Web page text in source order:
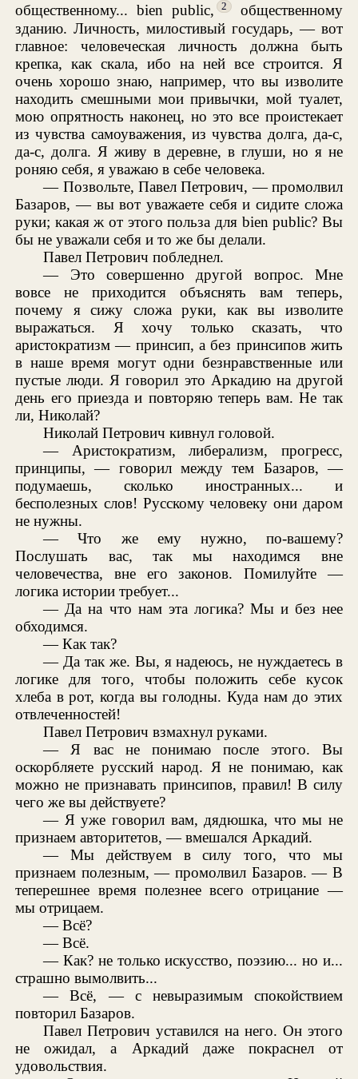
общественному... bien public,
2
общественному
зданию. Личность, милостивый государь, — вот
главное: человеческая личность должна быть
крепка, как скала, ибо на ней все строится. Я
очень хорошо знаю, например, что вы изволите
находить смешными мои привычки, мой туалет,
мою опрятность наконец, но это все проистекает
из чувства самоуважения, из чувства долга, да-с,
да-с, долга. Я живу в деревне, в глуши, но я не
роняю себя, я уважаю в себе человека.
— Позвольте, Павел Петрович, — промолвил
Базаров, — вы вот уважаете себя и сидите сложа
руки; какая ж от этого польза для bien public? Вы
бы не уважали себя и то же бы делали.
Павел Петрович побледнел.
— Это совершенно другой вопрос. Мне
вовсе не приходится объяснять вам теперь,
почему я сижу сложа руки, как вы изволите
выражаться. Я хочу только сказать, что
аристократизм — принсип, а без принсипов жить
в наше время могут одни безнравственные или
пустые люди. Я говорил это Аркадию на другой
день его приезда и повторяю теперь вам. Не так
ли, Николай?
Николай Петрович кивнул головой.
— Аристократизм, либерализм, прогресс,
принципы, — говорил между тем Базаров, —
подумаешь, сколько иностранных... и
бесполезных слов! Русскому человеку они даром
не нужны.
— Что же ему нужно, по-вашему?
Послушать вас, так мы находимся вне
человечества, вне его законов. Помилуйте —
логика истории требует...
— Да на что нам эта логика? Мы и без нее
обходимся.
— Как так?
— Да так же. Вы, я надеюсь, не нуждаетесь в
логике для того, чтобы положить себе кусок
хлеба в рот, когда вы голодны. Куда нам до этих
отвлеченностей!
Павел Петрович взмахнул руками.
— Я вас не понимаю после этого. Вы
оскорбляете русский народ. Я не понимаю, как
можно не признавать принсипов, правил! В силу
чего же вы действуете?
— Я уже говорил вам, дядюшка, что мы не
признаем авторитетов, — вмешался Аркадий.
— Мы действуем в силу того, что мы
признаем полезным, — промолвил Базаров. — В
теперешнее время полезнее всего отрицание —
мы отрицаем.
— Всё?
— Всё.
— Как? не только искусство, поэзию... но и...
страшно вымолвить...
— Всё, — с невыразимым спокойствием
повторил Базаров.
Павел Петрович уставился на него. Он этого
не ожидал, а Аркадий даже покраснел от
удовольствия.